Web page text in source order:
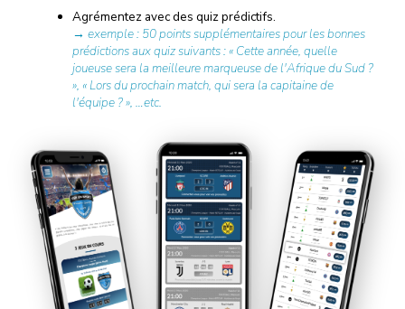
Agrémentez avec des quiz prédictifs.
→ exemple : 50 points supplémentaires pour les bonnes
prédictions aux quiz suivants : « Cette année, quelle
joueuse sera la meilleure marqueuse de l'Afrique du Sud ?
», « Lors du prochain match, qui sera la capitaine de
l'équipe ? », …etc.